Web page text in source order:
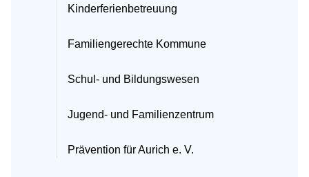
Kinderferienbetreuung
Familiengerechte Kommune
Schul- und Bildungswesen
Jugend- und Familienzentrum
Prävention für Aurich e. V.